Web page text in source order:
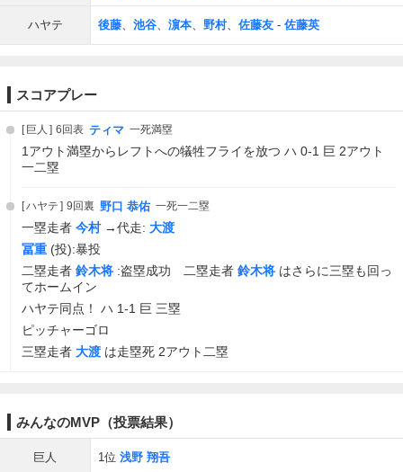
ハヤテ 後藤、 池谷、 濵本、 野村、 佐藤友 - 佐藤英
スコアプレー
巨人 6回表 ティマ 一死満塁
1アウト満塁からレフトへの犠牲フライを放つ ハ 0-1 巨 2アウト
一二塁
ハヤテ 9回裏 野口 恭佑 一死一二塁
一塁走者 今村→代走: 大渡
冨重 (投):暴投
二塁走者 鈴木将 :盗塁成功 二塁走者 鈴木将 はさらに三塁も回っ
てホームイン
ハヤテ同点！ ハ 1-1 巨 三塁
ピッチャーゴロ
三塁走者 大渡 は走塁死 2アウト二塁
みんなのMVP（投票結果）
巨人 1位 浅野 翔吾